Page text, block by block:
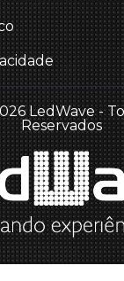
LedWave -
Reservados